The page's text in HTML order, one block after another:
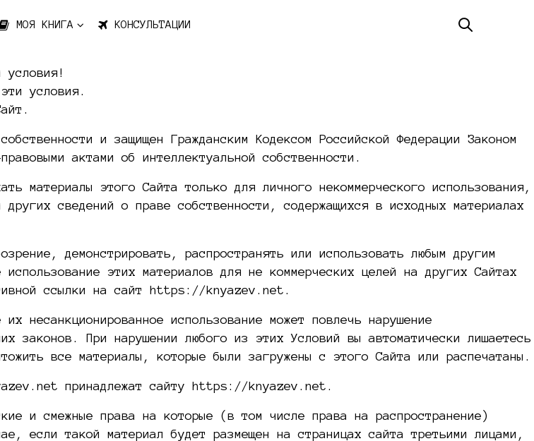
МОЯ КНИГА КОНСУЛЬТАЦИИ
условия!
условия.
и защищен Гражданским Кодексом Российской Федерации Законом
актами об интеллектуальной собственности.
этого Сайта только для личного некоммерческого использования,
сведений о праве собственности, содержащихся в исходных материалах
демонстрировать, распространять или использовать любым другим
этих материалов для не коммерческих целей на других Сайтах
ссылки на сайт https://knyazev.net.
несанкционированное использование может повлечь нарушение
законов. При нарушении любого из этих Условий вы автоматически лишаетесь
все материалы, которые были загружены с этого Сайта или распечатаны.
принадлежат сайту https://knyazev.net.
и смежные права на которые (в том числе права на распространение)
если такой материал будет размещен на страницах сайта третьими лицами,